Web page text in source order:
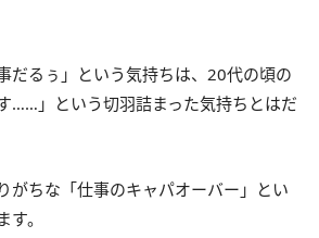
だるぅ」という気持ちは、20代の頃の
……」という切羽詰まった気持ちとはだ
がちな「仕事のキャパオーバー」とい
。